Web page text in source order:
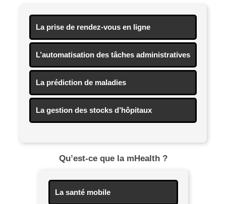
La prise de rendez-vous en ligne
L’automatisation des tâches administratives
La prédiction de maladies
La gestion des stocks d’hôpitaux
Qu’est-ce que la mHealth ?
La santé mobile